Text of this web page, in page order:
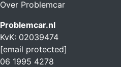
Over Problemcar
Problemcar.nl
KvK: 02039474
[email protected]
06 1995 4278